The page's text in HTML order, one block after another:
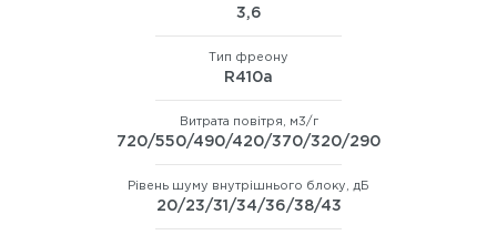
3,6
Тип фреону
R410а
Витрата повітря, м3/г
720/550/490/420/370/320/290
Рівень шуму внутрішнього блоку, дБ
20/23/31/34/36/38/43